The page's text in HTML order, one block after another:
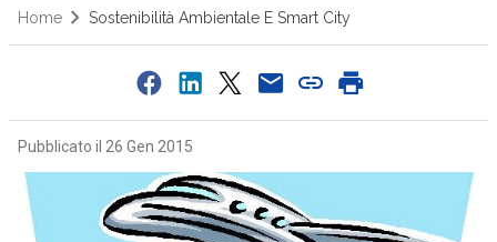
Home Sostenibilità Ambientale E Smart City
Pubblicato il 26 Gen 2015